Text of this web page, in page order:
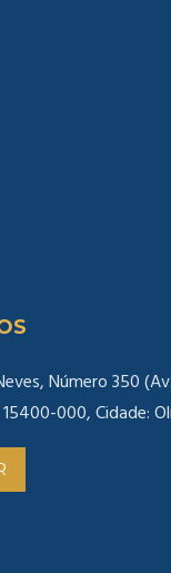
Número 350
000, Cidade: